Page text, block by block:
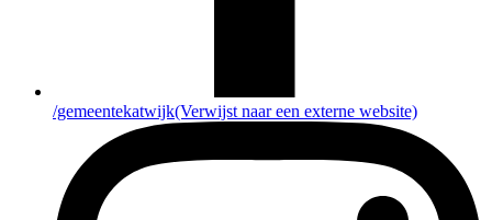
/gemeentekatwijk(Verwijst naar een externe website)